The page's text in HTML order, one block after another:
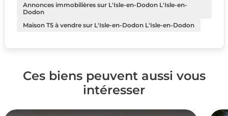
Annonces immobilières sur L'Isle-en-Dodon L'Isle-en-
Dodon
Maison T5 à vendre sur L'Isle-en-Dodon L'Isle-en-Dodon
Ces biens peuvent aussi vous
intéresser